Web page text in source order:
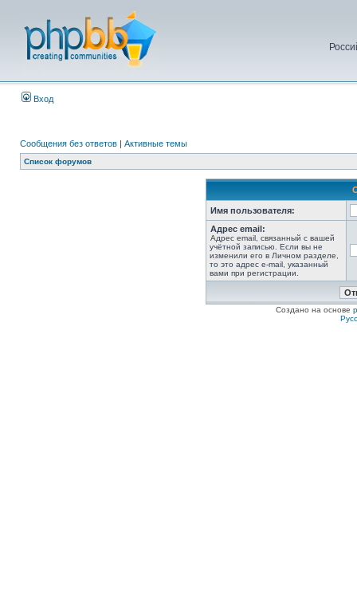
Вход
Сообщения без ответов | Активные темы
Список форумов
Имя пользователя:
Адрес email:
Адрес email, связанный с вашей
учётной записью. Если вы не
изменили его в Личном разделе,
то это адрес e-mail, указанный
вами при регистрации.
Создано на основе